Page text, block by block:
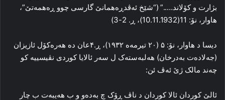
بژارت و کۆلاند…..” (“شێخ ئه‌ڤدڕه‌همانێ گارسی چوو ڕه‌همه‌تێ”،
هاوار، نۆ: 11(10.11.1932)، ڕ. 2-3)
دیسا د هاوار، نۆ: ۵ (۲۰ تیرمه‌ه ۱۹۳۲)، ڕ.۴عان ده‌ هه‌ره‌کۆل ئازیزان
(جه‌لاده‌ت به‌درخان) هه‌لبه‌سته‌ک ل سه‌ر ئالایا کوردی نڤیسییه‌ کو
چه‌ند مالک ژێ ئه‌ڤ ئن:
ئالێ کوردان ئالا کوردان د ناڤ ڕۆک چ به‌ده‌و و ب هه‌یبه‌ت ب چار